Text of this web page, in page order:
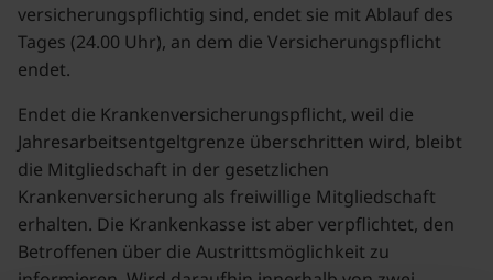
versicherungspflichtig sind, endet sie mit Ablauf des
Tages (24.00 Uhr), an dem die Versicherungspflicht
endet.
Endet die Krankenversicherungspflicht, weil die
Jahresarbeitsentgeltgrenze überschritten wird, bleibt
die Mitgliedschaft in der gesetzlichen
Krankenversicherung als freiwillige Mitgliedschaft
erhalten. Die Krankenkasse ist aber verpflichtet, den
Betroffenen über die Austrittsmöglichkeit zu